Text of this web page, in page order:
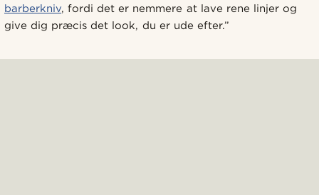
barberkniv, fordi det er nemmere at lave rene linjer og
give dig præcis det look, du er ude efter.”